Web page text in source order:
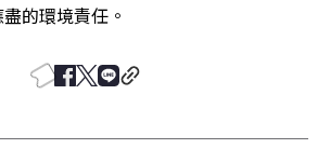
的環境責任。